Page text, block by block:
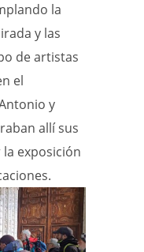
la
y las
de artistas
el
y
allí sus
exposición